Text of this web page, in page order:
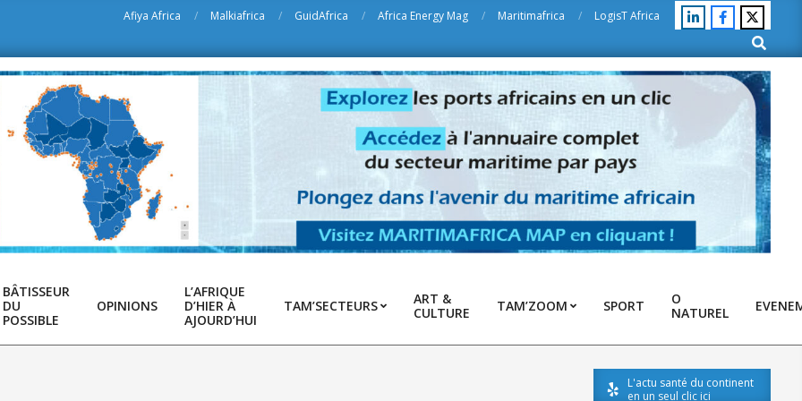
Afiya Africa Malkiafrica GuidAfrica Africa Energy Mag Maritimafrica
LogisT Africa
Search
BÂTISSEUR
DU
POSSIBLE
OPINIONS
L’AFRIQUE
D’HIER À
AJOURD’HUI
TAM’SECTEURS
ART &
CULTURE
TAM’ZOOM SPORT
O
NATUREL
L'actu santé du continent
en un seul clic ici